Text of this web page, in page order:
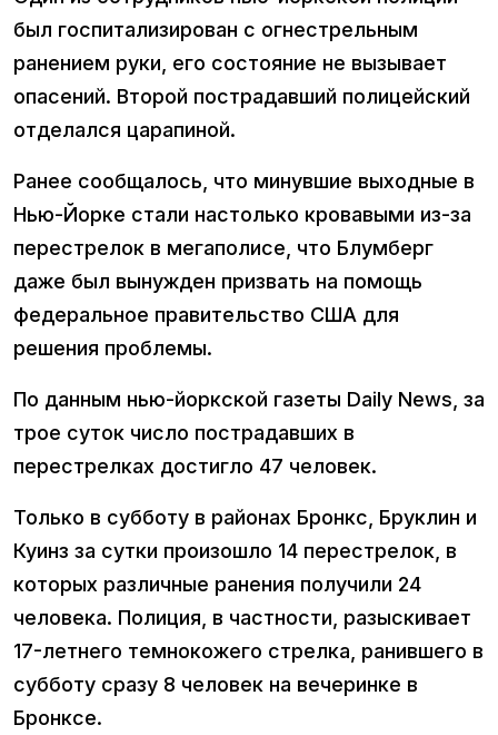
был госпитализирован с огнестрельным
ранением руки, его состояние не вызывает
опасений. Второй пострадавший полицейский
отделался царапиной.
Ранее сообщалось, что минувшие выходные в
Нью-Йорке стали настолько кровавыми из-за
перестрелок в мегаполисе, что Блумберг
даже был вынужден призвать на помощь
федеральное правительство США для
решения проблемы.
По данным нью-йоркской газеты Daily News, за
трое суток число пострадавших в
перестрелках достигло 47 человек.
Только в субботу в районах Бронкс, Бруклин и
Куинз за сутки произошло 14 перестрелок, в
которых различные ранения получили 24
человека. Полиция, в частности, разыскивает
17-летнего темнокожего стрелка, ранившего в
субботу сразу 8 человек на вечеринке в
Бронксе.